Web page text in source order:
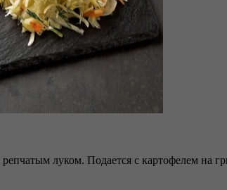
луком. Подается с картофелем на